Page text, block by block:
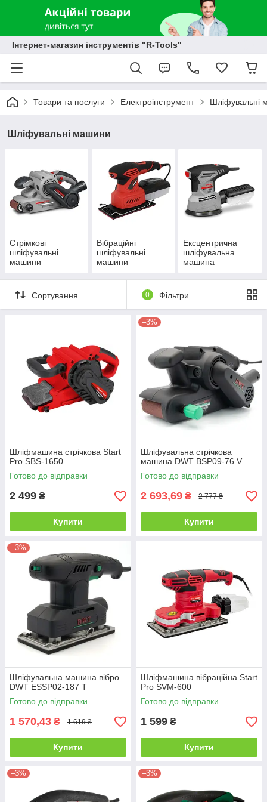
Інтернет-магазин інструментів "R-Tools"
Товари та послуги Електроінструмент Шліфувальні
Шліфувальні машини
Стрімкові
шліфувальні
машини
Вібраційні
шліфувальні
машини
Ексцентрична
шліфувальна
машина
Сортування 0 Фільтри
Шліфмашина стрічкова Start
Pro SBS-1650
Готово до відправки
2 499 ₴
Купити
–3%
Шліфувальна стрічкова
машина DWT BSP09-76 V
Готово до відправки
2 693,69 ₴ 2 777 ₴
Купити
–3%
Шліфувальна машина вібро
DWT ESSP02-187 T
Готово до відправки
1 570,43 ₴ 1 619 ₴
Купити
Шліфмашина вібраційна Start
Pro SVM-600
Готово до відправки
1 599 ₴
Купити
–3% –3%